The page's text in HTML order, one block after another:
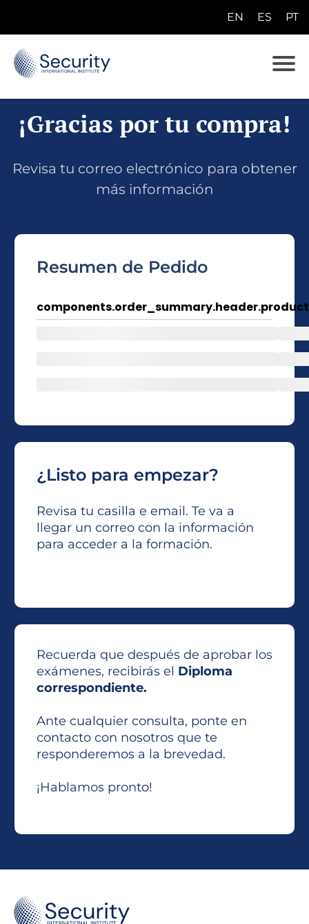
EN ES PT
¡Gracias por tu compra!
Revisa tu correo electrónico para obtener
más información
Resumen de Pedido
components.order_summary.header.product
¿Listo para empezar?
Revisa tu casilla e email. Te va a
llegar un correo con la información
para acceder a la formación.
Recuerda que después de aprobar los
exámenes, recibirás el Diploma
correspondiente.
Ante cualquier consulta, ponte en
contacto con nosotros que te
responderemos a la brevedad.
¡Hablamos pronto!